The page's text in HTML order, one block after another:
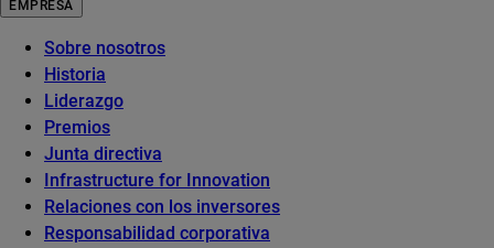
EMPRESA
Sobre nosotros
Historia
Liderazgo
Premios
Junta directiva
Infrastructure for Innovation
Relaciones con los inversores
Responsabilidad corporativa